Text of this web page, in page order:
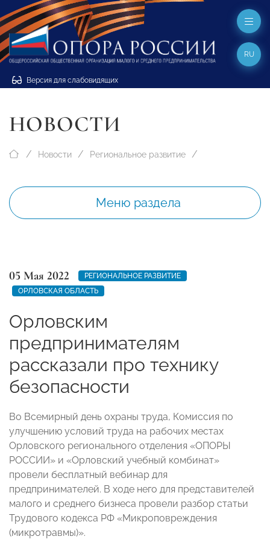
Версия для слабовидящих
RU
НОВОСТИ
Новости Региональное развитие
Меню раздела
05 Мая 2022
РЕГИОНАЛЬНОЕ РАЗВИТИЕ
ОРЛОВСКАЯ ОБЛАСТЬ
Орловским
предпринимателям
рассказали про технику
безопасности
Во Всемирный день охраны труда, Комиссия по
улучшению условий труда на рабочих местах
Орловского регионального отделения «ОПОРЫ
РОССИИ» и «Орловский учебный комбинат»
провели бесплатный вебинар для
предпринимателей. В ходе него для представителей
малого и среднего бизнеса провели разбор статьи
Трудового кодекса РФ «Микроповреждения
(микротравмы)».